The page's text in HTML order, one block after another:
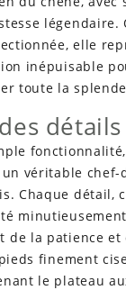
légendaire.
elle
inépuisable
toute la
un véritable chef-
Chaque détail,
de la patience
finement
le plateau